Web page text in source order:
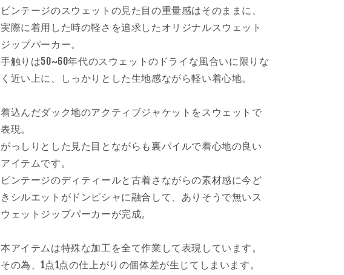
:
FADED
ORANGE
の
量
減
ら
す
FADED
の
量
増
す
ビンテージのスウェットの見た目の重量感はそのままに、
実際に着用した時の軽さを追求したオリジナルスウェット
ジップパーカー。
手触りは50~60年代のスウェットのドライな風合いに限りな
く近い上に、しっかりとした生地感ながら軽い着心地。
着込んだダック地のアクティブジャケットをスウェットで
表現。
がっしりとした見た目とながらも裏パイルで着心地の良い
アイテムです。
ビンテージのディティールと古着さながらの素材感に今ど
きシルエットがドンピシャに融合して、ありそうで無いス
ウェットジップパーカーが完成。
本アイテムは特殊な加工を全て作業して表現しています。
その為、1点1点の仕上がりの個体差が生じてしまいます。